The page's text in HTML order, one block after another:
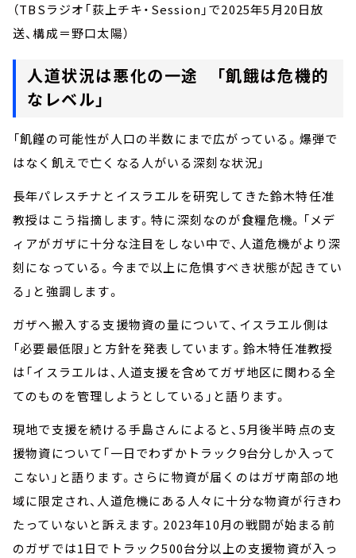
（TBSラジオ「荻上チキ・Session」で2025年5月20日放
送、構成＝野口太陽）
人道状況は悪化の一途 「飢餓は危機的
なレベル」
「飢饉の可能性が人口の半数にまで広がっている。爆弾で
はなく飢えで亡くなる人がいる深刻な状況」
長年パレスチナとイスラエルを研究してきた鈴木特任准
教授はこう指摘します。特に深刻なのが食糧危機。「メデ
ィアがガザに十分な注目をしない中で、人道危機がより深
刻になっている。今まで以上に危惧すべき状態が起きてい
る」と強調します。
ガザへ搬入する支援物資の量について、イスラエル側は
「必要最低限」と方針を発表しています。鈴木特任准教授
は「イスラエルは、人道支援を含めてガザ地区に関わる全
てのものを管理しようとしている」と語ります。
現地で支援を続ける手島さんによると、5月後半時点の支
援物資について「一日でわずかトラック9台分しか入って
こない」と語ります。さらに物資が届くのはガザ南部の地
域に限定され、人道危機にある人々に十分な物資が行きわ
たっていないと訴えます。2023年10月の戦闘が始まる前
のガザでは1日でトラック500台分以上の支援物資が入っ